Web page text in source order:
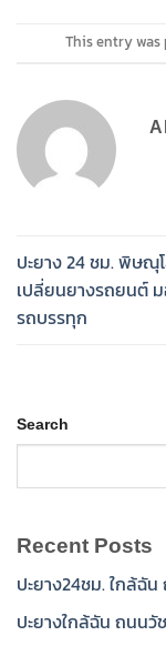
This entry was
ปะยาง 24 ชม. พิษณุ
เปลี่ยนยางรถยนต์ ม
รถบรรทุก
Search
Recent Posts
ปะยาง24ชม. ใกล้ฉั
ปะยางใกล้ฉัน ถนน